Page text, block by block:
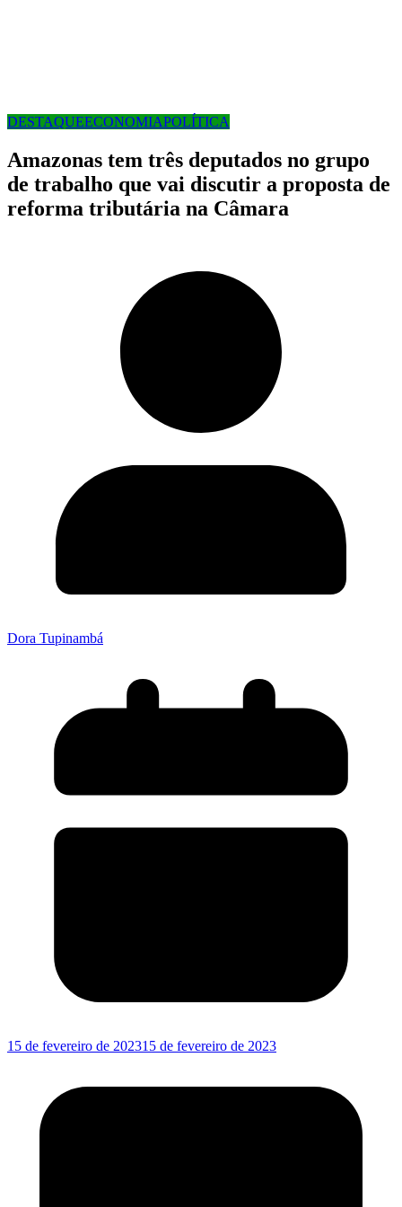
DESTAQUEECONOMIAPOLÍTICA
Amazonas tem três deputados no grupo
de trabalho que vai discutir a proposta de
reforma tributária na Câmara
Dora Tupinambá
15 de fevereiro de 202315 de fevereiro de 2023